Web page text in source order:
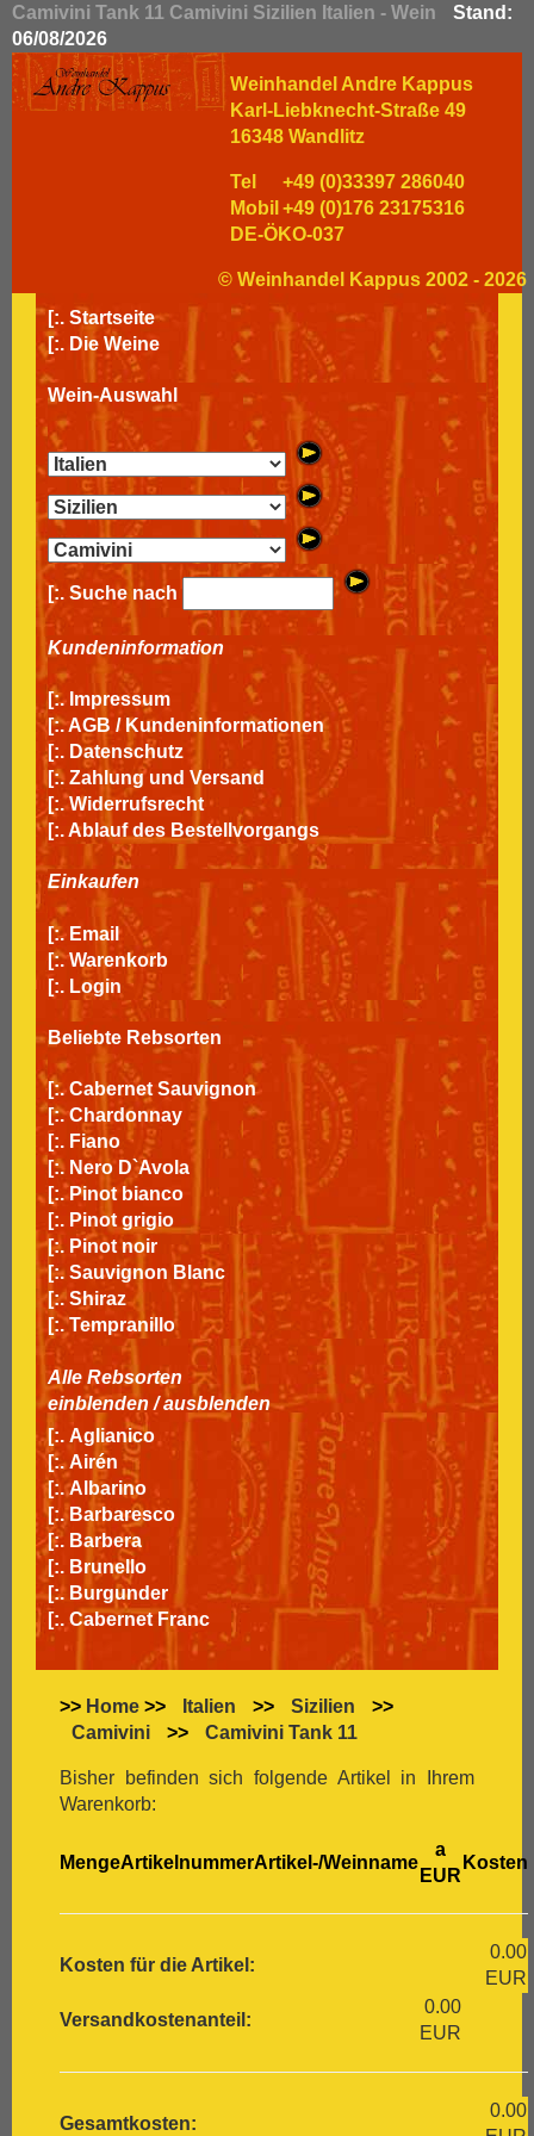
Camivini Tank 11 Camivini Sizilien Italien - Wein
Stand:
06/08/2026
Weinhandel Andre Kappus
Karl-Liebknecht-Straße 49
16348 Wandlitz
Tel
+49 (0)33397 286040
Mobil +49 (0)176 23175316
DE-ÖKO-037
© Weinhandel Kappus 2002 - 2026
[:. Startseite
[:. Die Weine
Wein-Auswahl
[:. Suche nach
Kundeninformation
[:. Impressum
[:.AGB / Kundeninformationen
[:. Datenschutz
[:. Zahlung und Versand
[:. Widerrufsrecht
[:.Ablauf des Bestellvorgangs
Einkaufen
[:. Email
[:. Warenkorb
[:. Login
Beliebte Rebsorten
[:. Cabernet Sauvignon
[:. Chardonnay
[:. Fiano
[:. Nero D`Avola
[:. Pinot bianco
[:. Pinot grigio
[:. Pinot noir
[:. Sauvignon Blanc
[:. Shiraz
[:. Tempranillo
Alle Rebsorten
einblenden /ausblenden
[:. Aglianico
[:. Airén
[:. Albarino
[:. Barbaresco
[:. Barbera
[:. Brunello
[:. Burgunder
[:. Cabernet Franc
[:.
Cabernet Sauvignon
[:. Carignan
[:. Carmenère
Chardonnay
[:. Chenin Blanc
[:. Chiavennasca
[:. Cinsaut
[:. Gamay
[:. Garnacha
[:. grauer Burgunder
>> Home >> Italien >> Sizilien
>>
Camivini
>> Camivini Tank 11
Bisher befinden sich folgende Artikel in Ihrem
Warenkorb:
MengeArtikelnummerArtikel-/Weinname
a
EUR
Kosten
Kosten für die Artikel:
0.00
EUR
Versandkostenanteil:
0.00
EUR
Gesamtkosten:
0.00